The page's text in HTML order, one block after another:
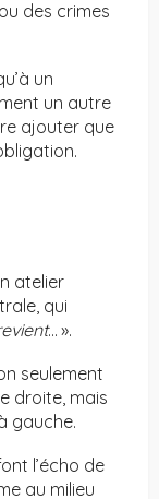
des crimes
un
un autre
ajouter que
atelier
qui
… ».
seulement
droite, mais
gauche.
l’écho de
au milieu